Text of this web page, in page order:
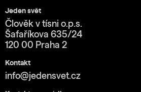
Jeden svět
Člověk v tísni o.p.s.
Šafaříkova 635/24
120 00 Praha 2
Kontakt
info@jedensvet.cz